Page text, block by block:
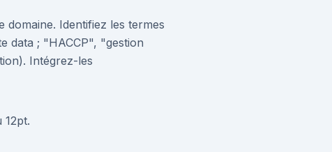
Identifiez les termes
data ; "HACCP", "gestion
Intégrez-les
12pt.